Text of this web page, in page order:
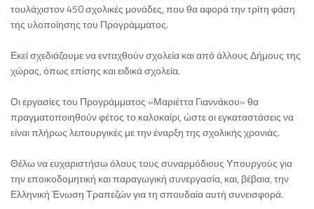
τουλάχιστον 450 σχολικές μονάδες, που θα αφορά την τρίτη φάση
της υλοποίησης του Προγράμματος.
Εκεί σχεδιάζουμε να ενταχθούν σχολεία και από άλλους Δήμους της
χώρας, όπως επίσης και ειδικά σχολεία.
Οι εργασίες του Προγράμματος «Μαριέττα Γιαννάκου» θα
πραγματοποιηθούν φέτος το καλοκαίρι, ώστε οι εγκαταστάσεις να
είναι πλήρως λειτουργικές με την έναρξη της σχολικής χρονιάς.
Θέλω να ευχαριστήσω όλους τους συναρμόδιους Υπουργούς για
την εποικοδομητική και παραγωγική συνεργασία, και, βέβαια, την
Ελληνική Ένωση Τραπεζών για τη σπουδαία αυτή συνεισφορά.